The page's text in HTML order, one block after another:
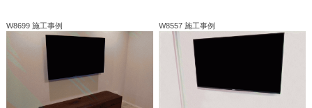
W8699 施工事例 W8557 施工事例